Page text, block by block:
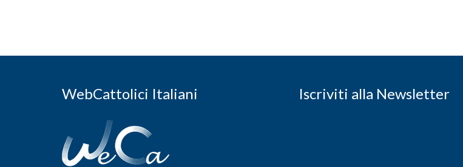
WebCattolici Italiani Iscriviti alla Newsletter